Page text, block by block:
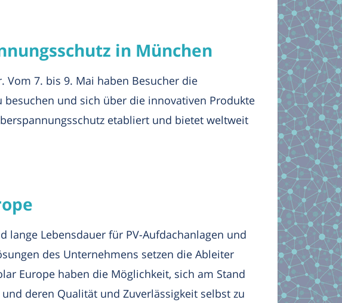
in München
Vom 7. bis 9. Mai haben Besucher die
besuchen und sich über die innovativen Produkte
etabliert und bietet weltweit
lange Lebensdauer für PV-Aufdachanlagen und
des Unternehmens setzen die Ableiter
Europe haben die Möglichkeit, sich am Stand
deren Qualität und Zuverlässigkeit selbst zu